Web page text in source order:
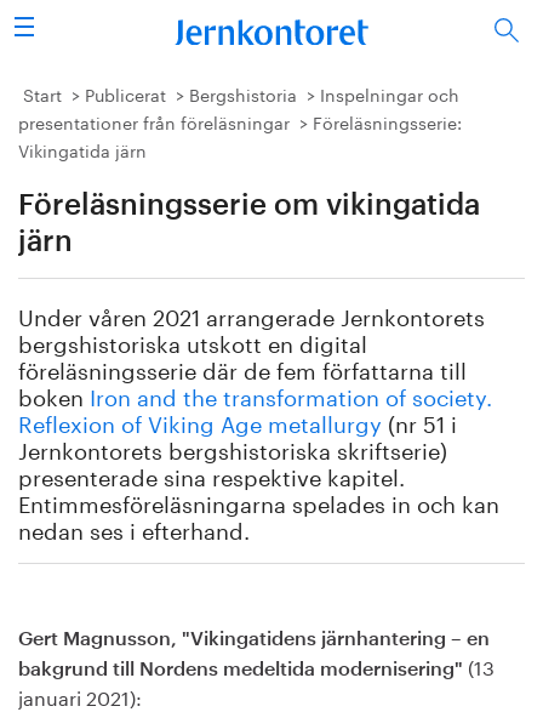
Sök
Stålindustrin
Vision 2050
Forskning/utbildning
Energi/miljö
Vi tycker
Publicerat
Bildbank
Om oss
Start Publicerat Bergshistoria
Inspelningar och
presentationer från föreläsningar
Föreläsningsserie:
Vikingatida järn
Föreläsningsserie om vikingatida
järn
Under våren 2021 arrangerade Jernkontorets
bergshistoriska utskott en digital
föreläsningsserie där de fem författarna till
boken Iron and the transformation of society.
Reflexion of Viking Age metallurgy (nr 51 i
Jernkontorets bergshistoriska skriftserie)
presenterade sina respektive kapitel.
Entimmesföreläsningarna spelades in och kan
nedan ses i efterhand.
Gert Magnusson, "Vikingatidens järnhantering – en
bakgrund till Nordens medeltida modernisering" (13
januari 2021):